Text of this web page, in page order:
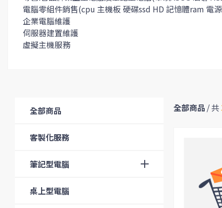
電腦零組件銷售(cpu 主機板 硬碟ssd HD 記憶體ram 電
企業電腦維護
伺服器建置維護
虛擬主機服務
全部商品
客製化服務
筆記型電腦
桌上型電腦
全部商品 /共